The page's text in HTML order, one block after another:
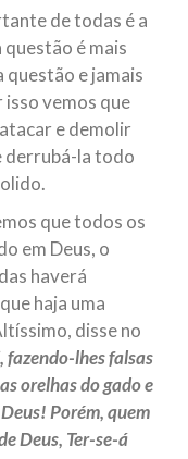
de todas é a
questão é mais
e jamais
vemos que
e demolir
derrubá-la todo
que todos os
em Deus, o
haverá
haja uma
disse no
fazendo-lhes falsas
orelhas do gado e
Porém, quem
Deus, Ter-se-á